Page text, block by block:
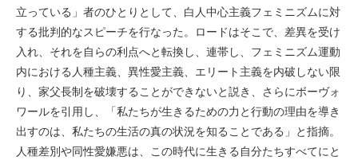
立っている」者のひとりとして、白人中心主義フェミニズムに対
する批判的なスピーチを行なった。ロードはそこで、差異を受け
入れ、それを自らの利点へと転換し、連帯し、フェミニズム運動
内における人種主義、異性愛主義、エリート主義を内破しない限
り、家父長制を破壊することができないと説き、さらにボーヴォ
ワールを引用し、「私たちが生きるための力と行動の理由を導き
出すのは、私たちの生活の真の状況を知ることである」と指摘。
人種差別や同性愛嫌悪は、この時代に生きる自分たちすべてにと